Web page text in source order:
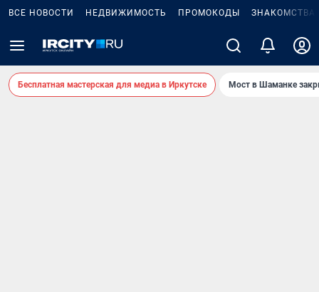
ВСЕ НОВОСТИ НЕДВИЖИМОСТЬ ПРОМОКОДЫ ЗНАКОМСТВА
Бесплатная мастерская для медиа в Иркутске Мост в Шаманке